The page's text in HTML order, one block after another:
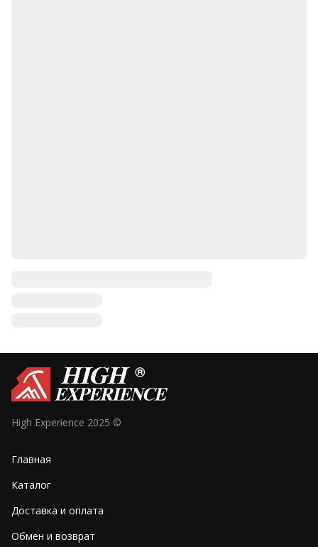
High Experience 2025 ©
Главная
Каталог
Доставка и оплата
Обмен и возврат